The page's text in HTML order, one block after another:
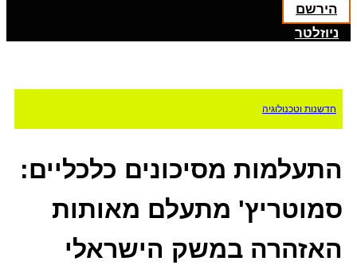
הירשם
ניוזלטר
חדשנות וטכנולוגיה
התעלמות מסיכונים כלכליים:
סמוטריץ' מתעלם מאותות
האזהרה במשק הישראלי